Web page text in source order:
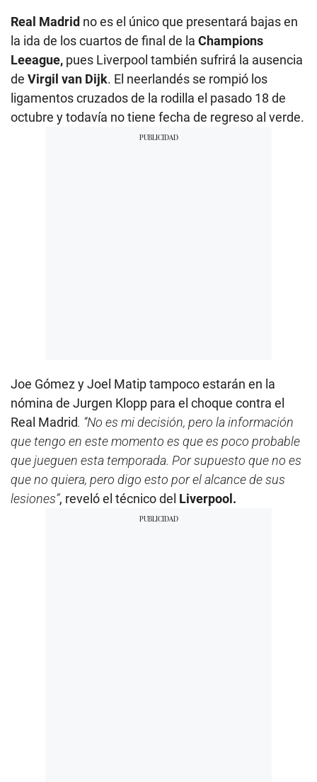
Real Madrid no es el único que presentará bajas en
la ida de los cuartos de final de la Champions
Leeague, pues Liverpool también sufrirá la ausencia
de Virgil van Dijk. El neerlandés se rompió los
ligamentos cruzados de la rodilla el pasado 18 de
octubre y todavía no tiene fecha de regreso al verde.
Joe Gómez y Joel Matip tampoco estarán en la
nómina de Jurgen Klopp para el choque contra el
Real Madrid. “No es mi decisión, pero la información
que tengo en este momento es que es poco probable
que jueguen esta temporada. Por supuesto que no es
que no quiera, pero digo esto por el alcance de sus
lesiones”, reveló el técnico del Liverpool.